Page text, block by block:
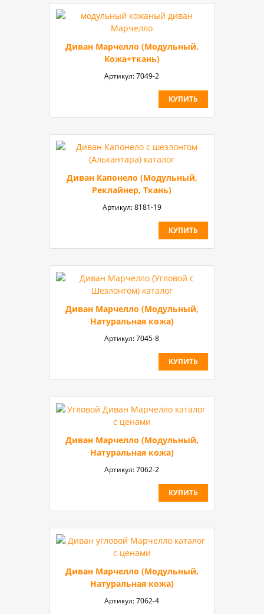
Диван Марчелло (Модульный,
Кожа+ткань)
Артикул:7049-2
КУПИТЬ
Диван Капонело (Модульный,
Реклайнер, Ткань)
Артикул:8181-19
КУПИТЬ
Диван Марчелло (Модульный,
Натуральная кожа)
Артикул:7045-8
КУПИТЬ
Диван Марчелло (Модульный,
Натуральная кожа)
Артикул:7062-2
КУПИТЬ
Диван Марчелло (Модульный,
Натуральная кожа)
Артикул:7062-4